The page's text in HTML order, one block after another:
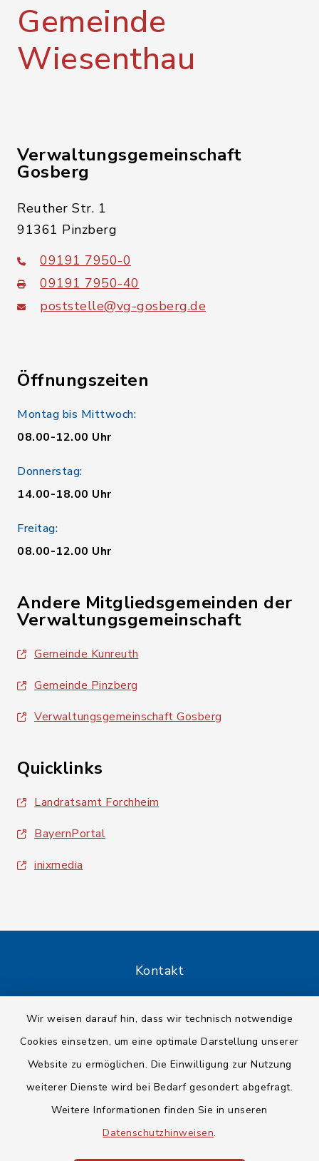
Wir weisen darauf hin, dass wir technisch notwendige
Cookies einsetzen, um eine optimale Darstellung unserer
Website zu ermöglichen. Die Einwilligung zur Nutzung
weiterer Dienste wird bei Bedarf gesondert abgefragt.
Weitere Informationen finden Sie in unseren
Datenschutzhinweisen.
Gemeinde
Wiesenthau
Verwaltungsgemeinschaft
Gosberg
Reuther Str. 1
91361 Pinzberg
09191 7950-0
09191 7950-40
poststelle@vg-gosberg.de
Öffnungszeiten
Montag bis Mittwoch:
08.00-12.00 Uhr
Donnerstag:
14.00-18.00 Uhr
Freitag:
08.00-12.00 Uhr
Andere Mitgliedsgemeinden der
Verwaltungsgemeinschaft
Gemeinde Kunreuth
Gemeinde Pinzberg
Verwaltungsgemeinschaft Gosberg
Quicklinks
Landratsamt Forchheim
BayernPortal
inixmedia
Kontakt
Datenschutz
Impressum
Sitemap
Cookie-Einstellungen